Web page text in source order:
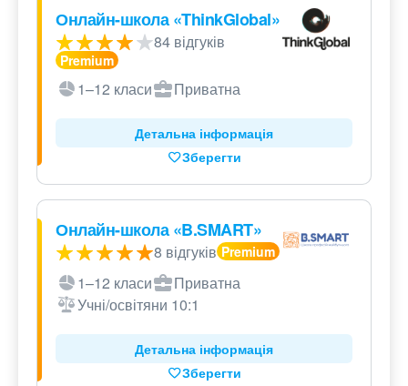
Онлайн-школа «ThinkGlobal»
84 відгуків
1–12 класи Приватна
Детальна інформація
Зберегти
Онлайн-школа «B.SMART»
8 відгуків
1–12 класи
Приватна
Учні/освітяни 10:1
Детальна інформація
Зберегти